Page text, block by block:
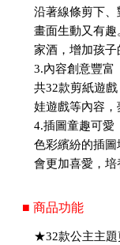
沿著線條剪下
畫面生動又有
家酒，增加孩子
3.內容創意豐富
共32款剪紙遊
娃遊戲等內容，
4.插圖童趣可愛
色彩繽紛的插
會更加喜愛，培
■ 商品功能
★32款公主主題